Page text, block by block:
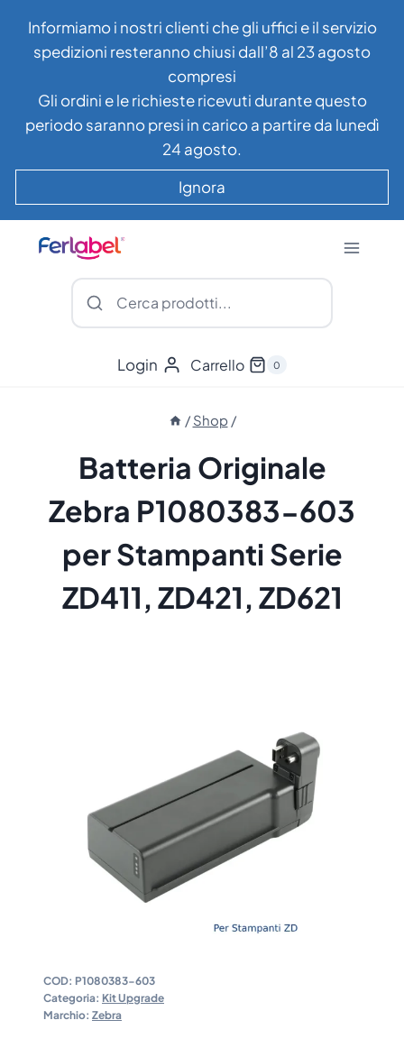
contenuto
Informiamo i nostri clienti che gli uffici e il servizio
spedizioni resteranno chiusi dall’8 al 23 agosto
compresi
Gli ordini e le richieste ricevuti durante questo
periodo saranno presi in carico a partire da lunedì
24 agosto.
Ignora
Login Carrello 0
/ Shop /
Batteria Originale
Zebra P1080383-603
per Stampanti Serie
ZD411, ZD421, ZD621
COD: P1080383-603
Categoria: Kit Upgrade
Marchio: Zebra